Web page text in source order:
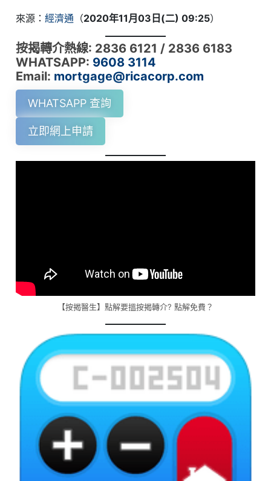
來源：經濟通 （2020年11月03日(二) 09:25）
按揭轉介熱線: 2836 6121 / 2836 6183
WHATSAPP: 9608 3114
Email: mortgage@ricacorp.com
WHATSAPP 查詢
立即網上申請
【按揭醫生】點解要搵按揭轉介? 點解免費？